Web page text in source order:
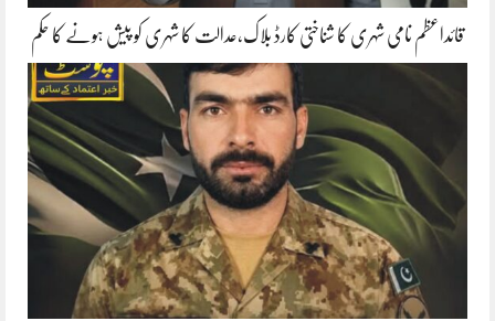
قائداعظم نامی شہری کا شناختی کارڈ بلاک،عدالت کا شہری کو پیش ہونے کا حکم